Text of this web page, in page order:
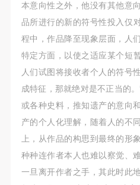
本意向性之外，他没有其他意
品所进行的新的符号性投入
程中，作品降至现象层面，人
特定方面，以使之适应某个
人们试图将接收者个人的符号
成特征，那就绝对是不正当的
或各种史料，推知遗产的意向
产的个人化理解，随着人的不
上，从作品的构思到最终的形
种种连作者本人也难以察觉、
一旦离开作者之手，其此时此
快捷登录
手机号码